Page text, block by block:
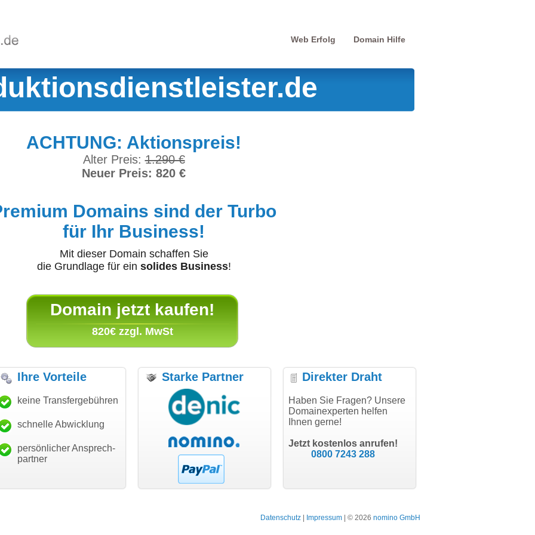
Web Erfolg Domain Hilfe
ACHTUNG: Aktionspreis!
Alter Preis:1.290 €
Neuer Preis: 820 €
Domains sind der Turbo
für Ihr Business!
Mit dieser Domain schaffen Sie
die Grundlage für ein solides Business!
Domain jetzt kaufen!
820€ zzgl. MwSt
für den schnellen
und guten Service!"
Thomas Schäfer
can eckert communication GmbH
"Ich bin dankbar, meine
Wunschdomain gefunden zu
haben. Die Domain passt für
hundertprozentig."
Janina Köck
Leben im Einklang
leben-im-einklang.de
"Super Abwicklung, vielen
modern software GbR
Landau an der Isar
"Vielen Dank für den
Ihre Vorteile
keine Transfergebühren
schnelle Abwicklung
persönlicher Ansprech-
partner
Starke Partner Direkter Draht
Haben Sie Fragen? Unsere
Domainexperten helfen
Ihnen gerne!
Jetzt kostenlos anrufen!
0800 7243 288
Datenschutz Impressum | © 2026 nomino GmbH